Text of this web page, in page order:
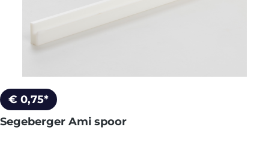
€ 0,75*
Segeberger Ami spoor